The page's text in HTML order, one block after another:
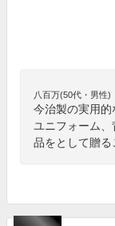
八百万(50代・男性)
今治製の実用
ユニフォーム
品をとして贈る